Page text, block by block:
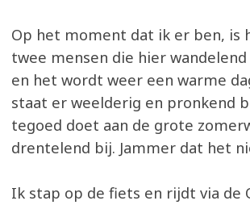
Op het moment dat ik er ben, is
twee mensen die hier
en het wordt weer een warme
staat er weelderig en pronkend
tegoed doet aan de grote
drentelend bij. Jammer dat het
Ik stap op de fiets en rijdt via de